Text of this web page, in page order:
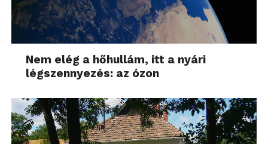
Nem elég a hőhullám, itt a nyári
légszennyezés: az ózon